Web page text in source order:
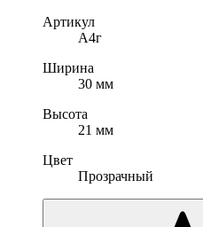
Артикул
А4г
Ширина
30 мм
Высота
21 мм
Цвет
Прозрачный